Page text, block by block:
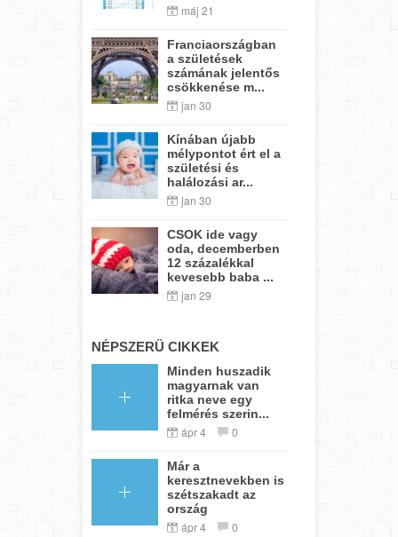
máj 21
Franciaországban
a születések
számának jelentős
csökkenése m...
jan 30
Kínában újabb
mélypontot ért el a
születési és
halálozási ar...
jan 30
CSOK ide vagy
oda, decemberben
12 százalékkal
kevesebb baba ...
jan 29
NÉPSZERŰ CIKKEK
Minden huszadik
magyarnak van
ritka neve egy
felmérés szerin...
ápr 4 0
Már a
keresztnevekben is
szétszakadt az
ország
ápr 4 0